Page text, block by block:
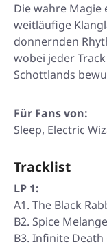
Die wahre Magie
weitläufige
donnernden
wobei jeder
Schottlands
Für Fans von:
Sleep, Electric
Tracklist
LP 1:
A1. The Black
B2. Spice
B3. Infinite